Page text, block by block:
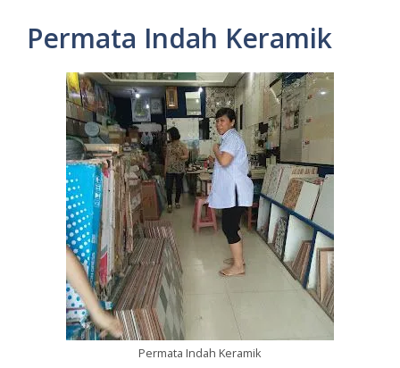
Permata Indah Keramik
Permata Indah Keramik